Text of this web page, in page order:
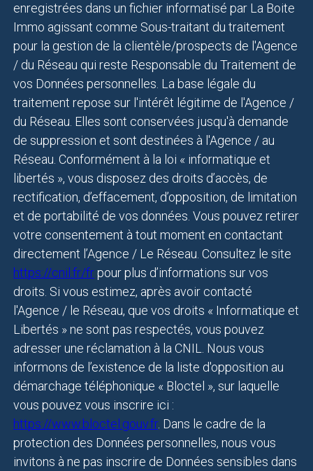
enregistrées dans un fichier informatisé par La Boite
Immo agissant comme Sous-traitant du traitement
pour la gestion de la clientèle/prospects de l'Agence
/ du Réseau qui reste Responsable du Traitement de
vos Données personnelles. La base légale du
traitement repose sur l'intérêt légitime de l'Agence /
du Réseau. Elles sont conservées jusqu'à demande
de suppression et sont destinées à l'Agence / au
Réseau. Conformément à la loi « informatique et
libertés », vous disposez des droits d’accès, de
rectification, d’effacement, d’opposition, de limitation
et de portabilité de vos données. Vous pouvez retirer
votre consentement à tout moment en contactant
directement l’Agence / Le Réseau. Consultez le site
https://cnil.fr/frpour plus d’informations sur vos
droits. Si vous estimez, après avoir contacté
l'Agence / le Réseau, que vos droits « Informatique et
Libertés » ne sont pas respectés, vous pouvez
adresser une réclamation à la CNIL. Nous vous
informons de l’existence de la liste d'opposition au
démarchage téléphonique « Bloctel », sur laquelle
vous pouvez vous inscrire ici :
https://www.bloctel.gouv.fr. Dans le cadre de la
protection des Données personnelles, nous vous
invitons à ne pas inscrire de Données sensibles dans